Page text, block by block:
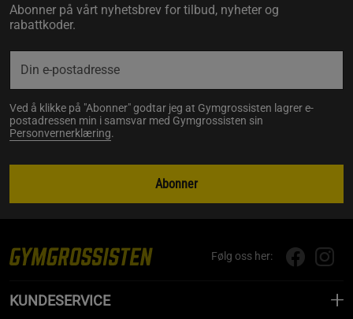
Abonner på vårt nyhetsbrev for tilbud, nyheter og
rabattkoder.
Ved å klikke på "Abonner" godtar jeg at Gymgrossisten lagrer e-
postadressen min i samsvar med Gymgrossisten sin
Personvernerklæring.
Abonner
Følg oss her:
KUNDESERVICE